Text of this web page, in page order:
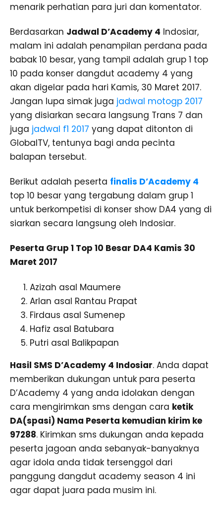
menarik perhatian para juri dan komentator.
Berdasarkan Jadwal D’Academy 4 Indosiar,
malam ini adalah penampilan perdana pada
babak 10 besar, yang tampil adalah grup 1 top
10 pada konser dangdut academy 4 yang
akan digelar pada hari Kamis, 30 Maret 2017.
Jangan lupa simak juga jadwal motogp 2017
yang disiarkan secara langsung Trans 7 dan
juga jadwal f1 2017 yang dapat ditonton di
GlobalTV, tentunya bagi anda pecinta
balapan tersebut.
Berikut adalah peserta finalis D’Academy 4
top 10 besar yang tergabung dalam grup 1
untuk berkompetisi di konser show DA4 yang di
siarkan secara langsung oleh Indosiar.
Peserta Grup 1 Top 10 Besar DA4 Kamis 30
Maret 2017
Azizah asal Maumere
Arlan asal Rantau Prapat
Firdaus asal Sumenep
Hafiz asal Batubara
Putri asal Balikpapan
Hasil SMS D’Academy 4 Indosiar. Anda dapat
memberikan dukungan untuk para peserta
D’Academy 4 yang anda idolakan dengan
cara mengirimkan sms dengan cara ketik
DA(spasi) Nama Peserta kemudian kirim ke
97288. Kirimkan sms dukungan anda kepada
peserta jagoan anda sebanyak-banyaknya
agar idola anda tidak tersenggol dari
panggung dangdut academy season 4 ini
agar dapat juara pada musim ini.